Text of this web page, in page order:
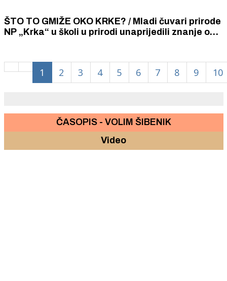
ŠTO TO GMIŽE OKO KRKE? / Mladi čuvari prirode
NP „Krka“ u školi u prirodi unaprijedili znanje o
1 2 3 4 5 6 7 8 9 10
ČASOPIS - VOLIM ŠIBENIK
Video